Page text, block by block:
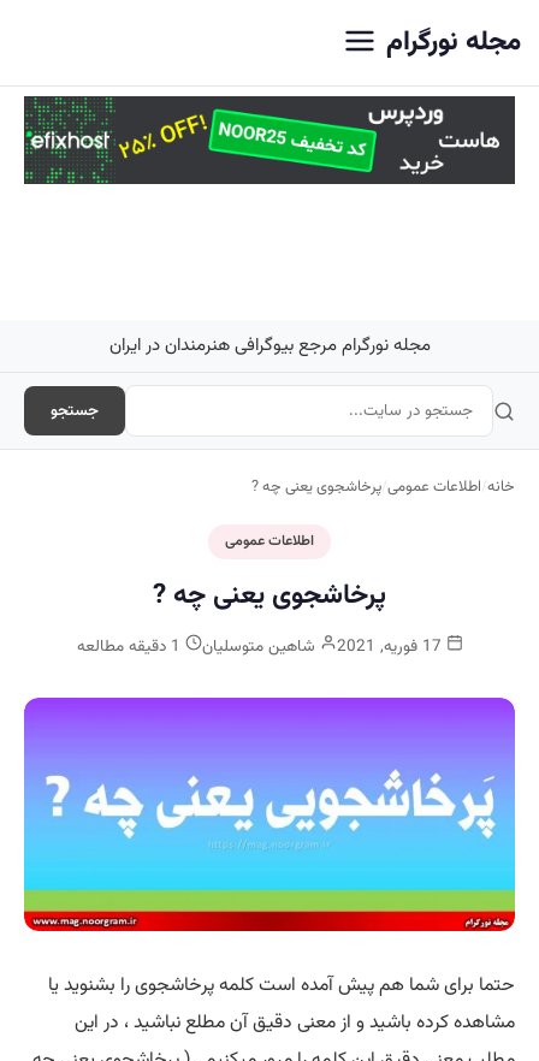
مجله نورگرام
مجله نورگرام مرجع بیوگرافی هنرمندان در ایران
جستجو
خانه/اطلاعات عمومی/پرخاشجوی یعنی چه ?
اطلاعات عمومی
پرخاشجوی یعنی چه ?
شاهین متوسلیان
حتما برای شما هم پیش آمده است کلمه پرخاشجوی را بشنوید یا
مشاهده کرده باشید و از معنی دقیق آن مطلع نباشید ، در این